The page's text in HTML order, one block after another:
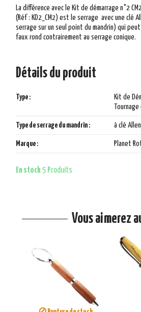
La différence avec le Kit de démarrage n°2
(Réf : KD2_CM2) est le serrage avec une clé
serrage sur un seul point du mandrin) qui
faux rond contrairement au serrage conique.
Détails du produit
Type :
Kit de
Type de serrage du mandrin : à clé Allen
Marque : Planet
En stock 5 Produits
Vous aimerez